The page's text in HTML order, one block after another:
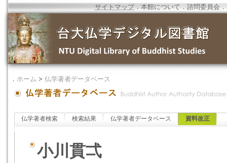
サイトマップ．本館について ．諮問委員会 ．
． ホーム > 仏学著者データベース
仏学著者検索 検索結果 仏学著者データベース 資料改正
小川貫弌